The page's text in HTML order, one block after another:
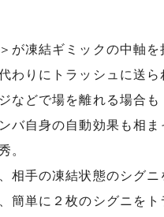
が凍結ギミックの中軸
わりにトラッシュに送
などで場を離れる場合
バ自身の自動効果も相
。
相手の凍結状態のシグ
簡単に２枚のシグニを